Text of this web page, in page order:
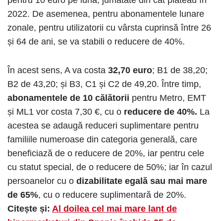
2022. De asemenea, pentru abonamentele lunare
zonale, pentru utilizatorii cu vârsta cuprinsă între 26
și 64 de ani, se va stabili o reducere de 40%.
În acest sens, A va costa 32,70 euro; B1 de 38,20;
B2 de 43,20; și B3, C1 și C2 de 49,20. Între timp,
abonamentele de 10 călătorii pentru Metro, EMT
și ML1 vor costa 7,30 €, cu o reducere de 40%. La
acestea se adaugă reduceri suplimentare pentru
familiile numeroase din categoria generală, care
beneficiază de o reducere de 20%, iar pentru cele
cu statut special, de o reducere de 50%; iar în cazul
persoanelor cu o dizabilitate egală sau mai mare
de 65%, cu o reducere suplimentară de 20%.
Citește și: Al doilea cel mai mare lanț de